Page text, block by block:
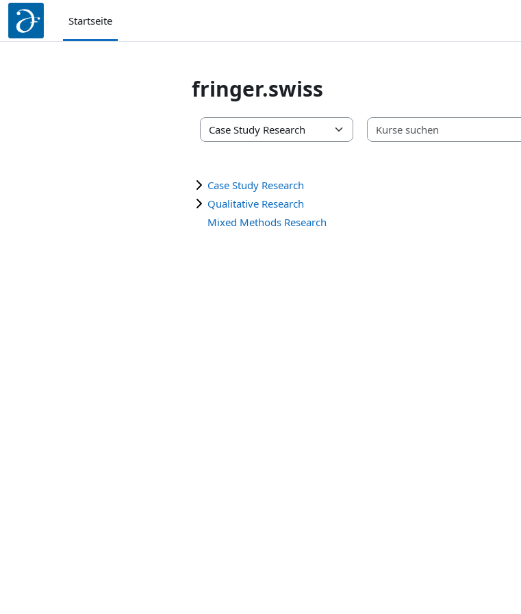
Zum Hauptinhalt
Startseite
fringer.swiss
Kursbereiche
Case Study Research
Qualitative Research
Mixed Methods Research